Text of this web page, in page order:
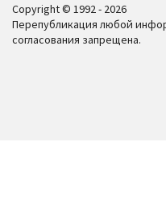
Copyright © 1992 - 2026
Перепубликация любой
согласования запрещена.